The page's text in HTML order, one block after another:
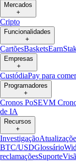
Mercados
+
Cripto
Funcionalidades
+
CartõesBasketsEarn
Empresas
+
CustódiaPay para
Programadores
+
Cronos PoSEVM
de IA
Recursos
+
Investigação
BTC/USDGlossário
reclamaçõesSuporte